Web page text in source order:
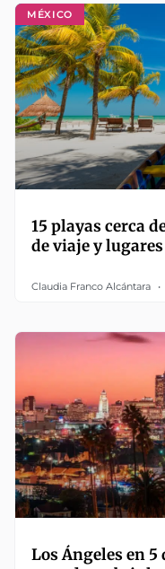
MÉXICO
15 playas cerca
de viaje y
Claudia Franco Alcántara
Los Ángeles en